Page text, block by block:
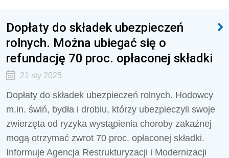
Dopłaty do składek ubezpieczeń
rolnych. Można ubiegać się o
refundację 70 proc. opłaconej składki
21 sty 2025
Dopłaty do składek ubezpieczeń rolnych. Hodowcy
m.in. świń, bydła i drobiu, którzy ubezpieczyli swoje
zwierzęta od ryzyka wystąpienia choroby zakaźnej
mogą otrzymać zwrot 70 proc. opłaconej składki.
Informuje Agencja Restrukturyzacji i Modernizacji